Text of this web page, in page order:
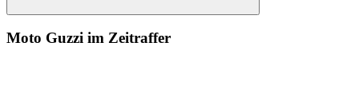
Suchen
Moto Guzzi im Zeitraffer